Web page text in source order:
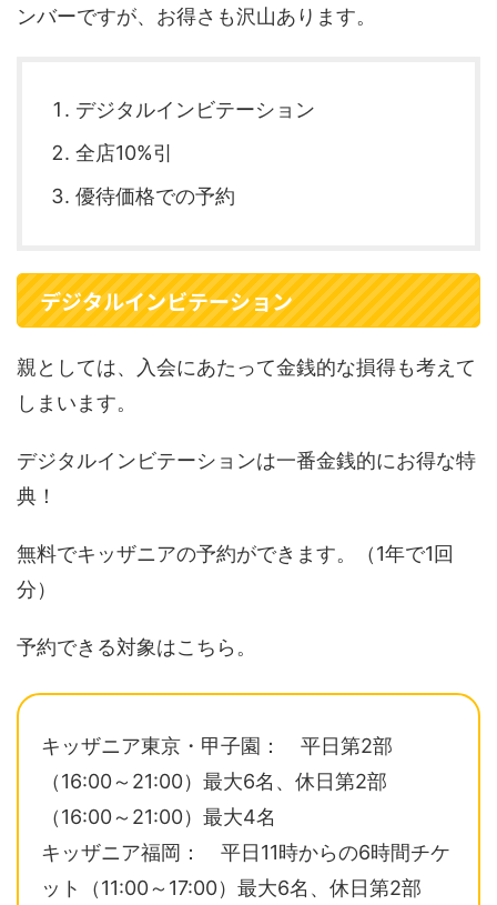
ンバーですが、お得さも沢山あります。
デジタルインビテーション
全店10%引
優待価格での予約
デジタルインビテーション
親としては、入会にあたって金銭的な損得も考えて
しまいます。
デジタルインビテーションは一番金銭的にお得な特
典！
無料でキッザニアの予約ができます。（1年で1回
分）
予約できる対象はこちら。
キッザニア東京・甲子園： 平日第2部
（16:00～21:00）最大6名、休日第2部
（16:00～21:00）最大4名
キッザニア福岡： 平日11時からの6時間チケ
ット（11:00～17:00）最大6名、休日第2部